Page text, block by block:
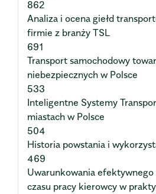
862
Analiza i ocena giełd
firmie z branży TSL
691
Transport samochodowy
niebezpiecznych w Polsce
533
Inteligentne Systemy
miastach w Polsce
504
Historia powstania i
469
Uwarunkowania
czasu pracy kierowcy w